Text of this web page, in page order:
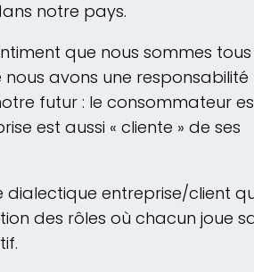
notre pays.
que nous sommes
avons une responsabilité
futur : le consommateur
est aussi « cliente » de ses
dialectique entreprise/client
des rôles où chacun joue